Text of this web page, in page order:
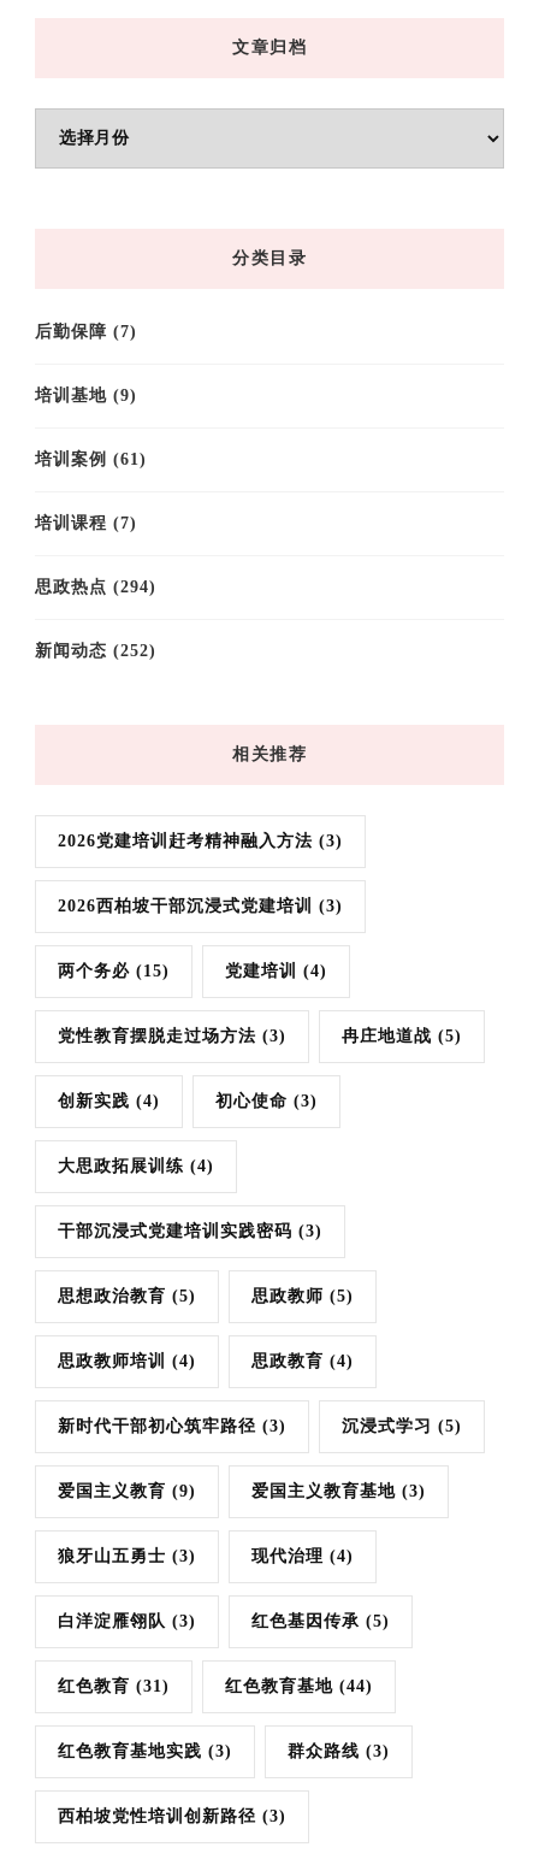
文章归档
章
分类目录
后勤保障 (7)
培训基地 (9)
培训案例 (61)
培训课程 (7)
思政热点 (294)
新闻动态 (252)
相关推荐
2026党建培训赶考精神融入方法 (3)
2026西柏坡干部沉浸式党建培训 (3)
两个务必 (15) 党建培训 (4)
党性教育摆脱走过场方法 (3) 冉庄地道战 (5)
创新实践 (4) 初心使命 (3)
大思政拓展训练 (4)
干部沉浸式党建培训实践密码 (3)
思想政治教育 (5) 思政教师 (5)
思政教师培训 (4) 思政教育 (4)
新时代干部初心筑牢路径 (3) 沉浸式学习 (5)
爱国主义教育 (9) 爱国主义教育基地 (3)
狼牙山五勇士 (3) 现代治理 (4)
白洋淀雁翎队 (3) 红色基因传承 (5)
红色教育 (31) 红色教育基地 (44)
红色教育基地实践 (3) 群众路线 (3)
西柏坡党性培训创新路径 (3)